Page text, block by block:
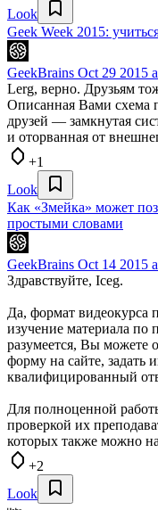
Look
Geek Week 2015:
GeekBrains Oct 29 2015
Lerg, верно. Друзьям
Описанная Вами схема
друзей — замкнутая
и оторванная от
+1
Look
Как «Змейка» может
простыми словами
GeekBrains Oct 14 2015
Здравствуйте, Iceg.
Да, формат видеокурса
изучение материала по
разумеется, Вы можете
форму на сайте, задать
квалифицированный
Для полноценной
проверкой их
которых также можно
+2
Look